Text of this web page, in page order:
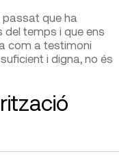
passat que ha
temps i que ens
com a testimoni
i digna, no és